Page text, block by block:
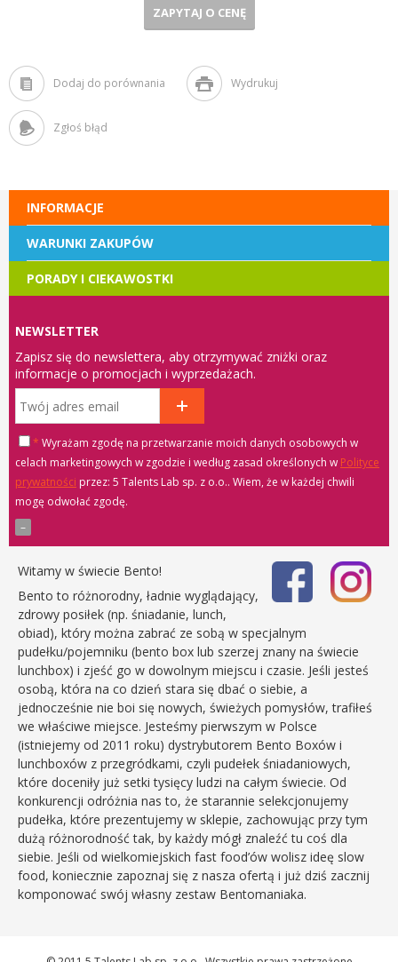
ZAPYTAJ O CENĘ
Dodaj do porównania Wydrukuj
Zgłoś błąd
INFORMACJE
WARUNKI ZAKUPÓW
PORADY I CIEKAWOSTKI
NEWSLETTER
Zapisz się do newslettera, aby otrzymywać zniżki oraz
informacje o promocjach i wyprzedażach.
* Wyrażam zgodę na przetwarzanie moich danych osobowych w
celach marketingowych w zgodzie i według zasad określonych w Polityce
prywatności
przez: 5 Talents Lab sp. z o.o.. Wiem, że w każdej chwili
mogę odwołać zgodę.
Witamy w świecie Bento!
Bento to różnorodny, ładnie wyglądający,
zdrowy posiłek (np. śniadanie, lunch,
obiad), który można zabrać ze sobą w specjalnym
pudełku/pojemniku (bento box lub szerzej znany na świecie
lunchbox) i zjeść go w dowolnym miejscu i czasie. Jeśli jesteś
osobą, która na co dzień stara się dbać o siebie, a
jednocześnie nie boi się nowych, świeżych pomysłów, trafiłeś
we właściwe miejsce. Jesteśmy pierwszym w Polsce
(istniejemy od 2011 roku) dystrybutorem Bento Boxów i
lunchboxów z przegródkami, czyli pudełek śniadaniowych,
które doceniły już setki tysięcy ludzi na całym świecie. Od
konkurencji odróżnia nas to, że starannie selekcjonujemy
pudełka, które prezentujemy w sklepie, zachowując przy tym
dużą różnorodność tak, by każdy mógł znaleźć tu coś dla
siebie. Jeśli od wielkomiejskich fast food’ów wolisz ideę slow
food, koniecznie zapoznaj się z nasza ofertą i już dziś zacznij
komponować swój własny zestaw Bentomaniaka.